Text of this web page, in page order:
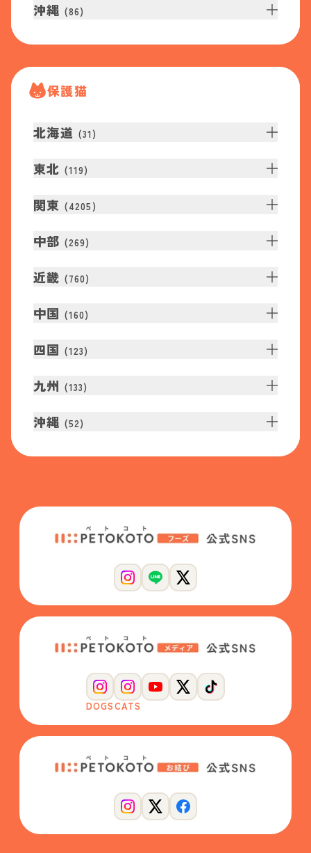
沖縄 (86)
保護猫
北海道 (31 )
東北 (119)
関東 (4205 )
中部 (269)
近畿 (760)
中国 (160)
四国 (123)
九州 (133)
沖縄 (52)
DOGSCATS